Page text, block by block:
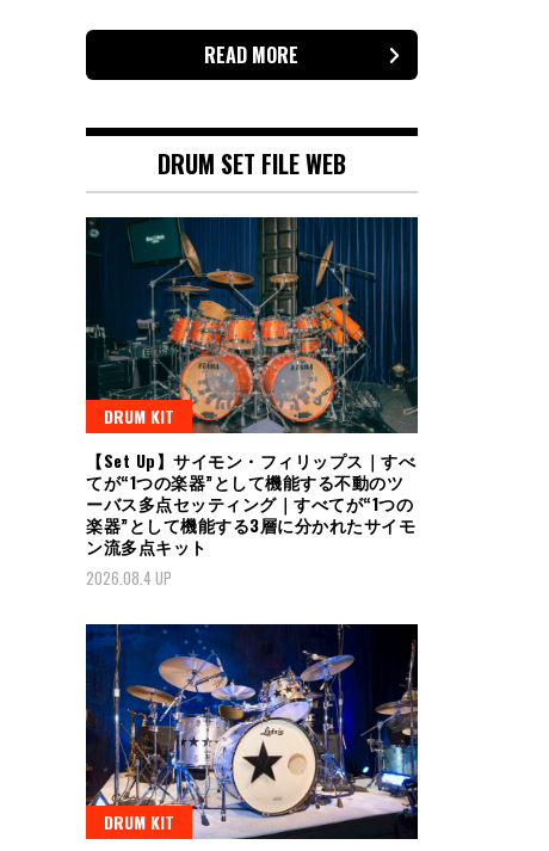
READ MORE
DRUM SET FILE WEB
DRUM KIT
【Set Up】サイモン・フィリップス｜すべ
てが“1つの楽器”として機能する不動のツ
ーバス多点セッティング｜すべてが“1つの
楽器”として機能する3層に分かれたサイモ
ン流多点キット
2026.08.4 UP
DRUM KIT